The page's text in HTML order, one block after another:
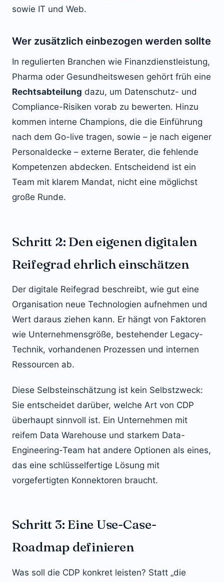
sowie IT und Web.
Wer zusätzlich einbezogen werden sollte
In regulierten Branchen wie Finanzdienstleistung,
Pharma oder Gesundheitswesen gehört früh eine
Rechtsabteilung dazu, um Datenschutz- und
Compliance-Risiken vorab zu bewerten. Hinzu
kommen interne Champions, die die Einführung
nach dem Go-live tragen, sowie – je nach eigener
Personaldecke – externe Berater, die fehlende
Kompetenzen abdecken. Entscheidend ist ein
Team mit klarem Mandat, nicht eine möglichst
große Runde.
Schritt 2: Den eigenen digitalen
Reifegrad ehrlich einschätzen
Der digitale Reifegrad beschreibt, wie gut eine
Organisation neue Technologien aufnehmen und
Wert daraus ziehen kann. Er hängt von Faktoren
wie Unternehmensgröße, bestehender Legacy-
Technik, vorhandenen Prozessen und internen
Ressourcen ab.
Diese Selbsteinschätzung ist kein Selbstzweck:
Sie entscheidet darüber, welche Art von CDP
überhaupt sinnvoll ist. Ein Unternehmen mit
reifem Data Warehouse und starkem Data-
Engineering-Team hat andere Optionen als eines,
das eine schlüsselfertige Lösung mit
vorgefertigten Konnektoren braucht.
Schritt 3: Eine Use-Case-
Roadmap definieren
Was soll die CDP konkret leisten? Statt „die